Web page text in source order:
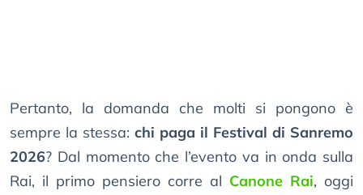
Pertanto, la domanda che molti si pongono è
sempre la stessa: chi paga il Festival di Sanremo
2026? Dal momento che l’evento va in onda sulla
Rai, il primo pensiero corre al Canone Rai, oggi